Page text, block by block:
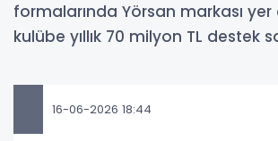
formalarında Yörsan markası
kulübe yıllık 70 milyon TL destek
16-06-2026 18:44